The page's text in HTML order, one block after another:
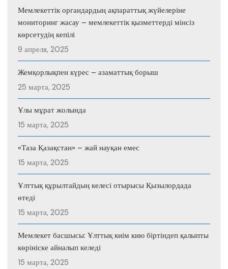
Мемлекеттік органдардың ақпараттық жүйелеріне
мониторинг жасау – мемлекеттік қызметтерді мінсіз
көрсетудің кепілі
9 апреля, 2025
Жемқорлықпен күрес – азаматтық борыш
25 марта, 2025
Ұлы мұрат жолында
15 марта, 2025
«Таза Қазақстан» – жай науқан емес
15 марта, 2025
Ұлттық құрылтайдың келесі отырысы Қызылордада
өтеді
15 марта, 2025
Мемлекет басшысы: Ұлттық киім кию біртіндеп қалыпты
көрініске айналып келеді
15 марта, 2025